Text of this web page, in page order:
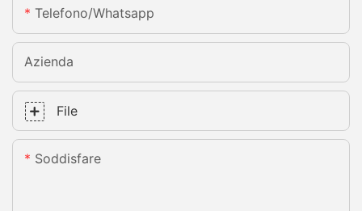
Telefono/whatsapp
Azienda
File
Soddisfare